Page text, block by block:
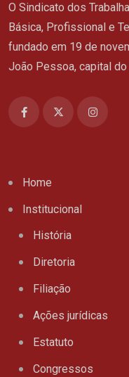
O Sindicato dos
Básica, Profissional e
fundado em 19 de
João Pessoa, capital do
Home
Institucional
História
Diretoria
Filiação
Ações jurídicas
Estatuto
Congressos